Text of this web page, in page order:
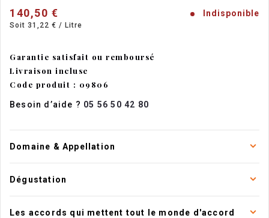
140,50 €
Soit 31,22 € / Litre
Indisponible
Garantie satisfait ou remboursé
Livraison incluse
Code produit : 09806
Besoin d’aide ? 05 56 50 42 80
Domaine & Appellation
Dégustation
Les accords qui mettent tout le monde d'accord